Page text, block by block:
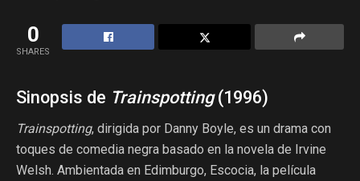
0
SHARES
Sinopsis de Trainspotting(1996)
Trainspotting, dirigida por Danny Boyle, es un drama con
toques de comedia negra basado en la novela de Irvine
Welsh. Ambientada en Edimburgo, Escocia, la película